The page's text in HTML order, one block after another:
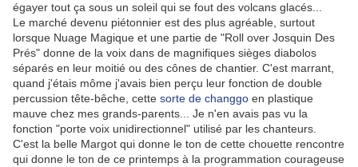
égayer tout ça sous un soleil qui se fout des volcans glacés...
Le marché devenu piétonnier est des plus agréable, surtout
lorsque Nuage Magique et une partie de "Roll over Josquin Des
Prés" donne de la voix dans de magnifiques sièges diabolos
séparés en leur moitié ou des cônes de chantier. C'est marrant,
quand j'étais môme j'avais bien perçu leur fonction de double
percussion tête-bêche, cette sorte de changgo en plastique
mauve chez mes grands-parents... Je n'en avais pas vu la
fonction "porte voix unidirectionnel" utilisé par les chanteurs.
C'est la belle Margot qui donne le ton de cette chouette rencontre
qui donne le ton de ce printemps à la programmation courageuse